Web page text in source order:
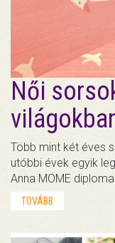
Női
Több mint két éves
utóbbi évek egyik
Anna MOME
TOVÁBB